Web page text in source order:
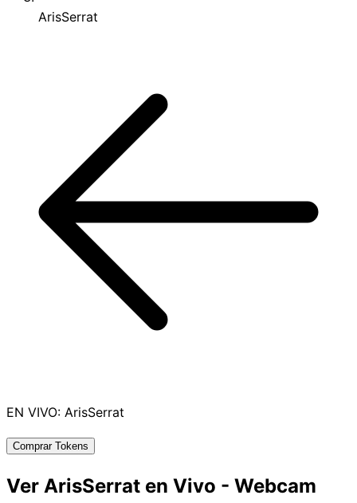
ArisSerrat
EN VIVO: ArisSerrat
Comprar Tokens
Ver ArisSerrat en Vivo - Webcam